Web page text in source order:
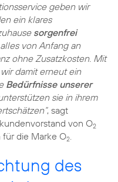
geben wir
ein klares
sorgenfrei
von Anfang an
ohne Zusatzkosten. Mit
damit erneut ein
Bedürfnisse unserer
sie in ihrem
, sagt
von O2
die Marke O2.
des